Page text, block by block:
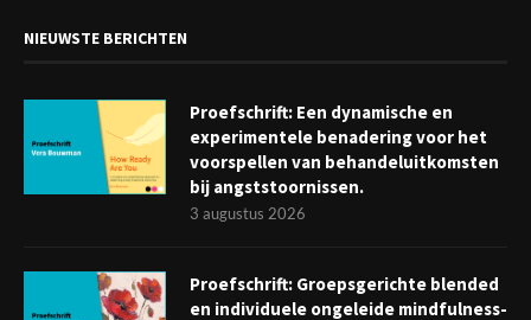
NIEUWSTE BERICHTEN
Proefschrift: Een dynamische en
experimentele benadering voor het
voorspellen van behandeluitkomsten
bij angststoornissen.
3 augustus 2026
Proefschrift: Groepsgerichte blended
en individuele ongeleide mindfulness-